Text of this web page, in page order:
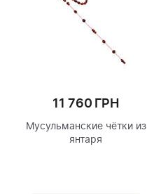
11 760 ГРН
Мусульманские чётки из
янтаря